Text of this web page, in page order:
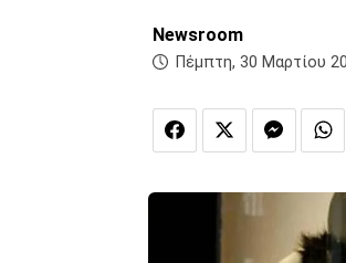
Newsroom
Πέμπτη, 30 Μαρτίου